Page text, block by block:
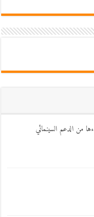
من الدعم السينمائي